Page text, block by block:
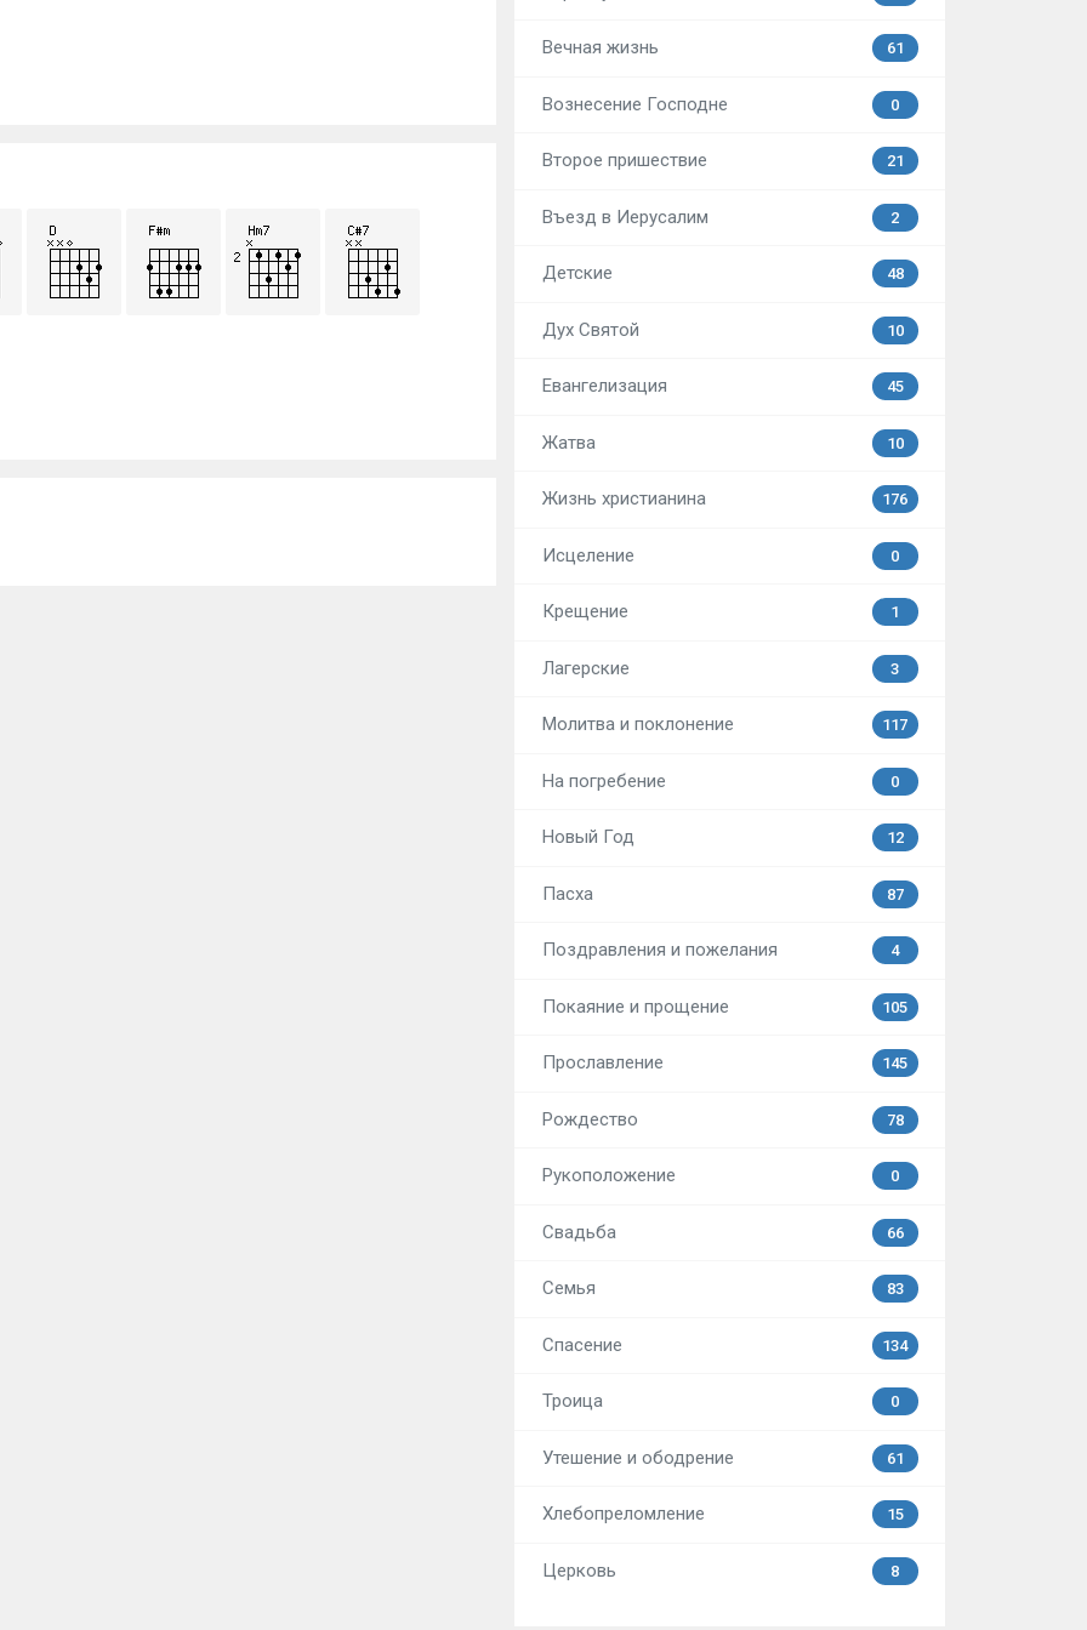
Вечная жизнь 61
Вознесение Господне 0
Второе пришествие 21
Въезд в Иерусалим 2
Детские 48
Дух Святой 10
Евангелизация 45
Жатва 10
Жизнь христианина 176
Исцеление 0
Крещение 1
Лагерские 3
Молитва и поклонение 117
На погребение 0
Новый Год 12
Пасха 87
Поздравления и пожелания 4
Покаяние и прощение 105
Прославление 145
Рождество 78
Рукоположение 0
Свадьба 66
Семья 83
Спасение 134
Троица 0
Утешение и ободрение 61
Хлебопреломление 15
Церковь 8